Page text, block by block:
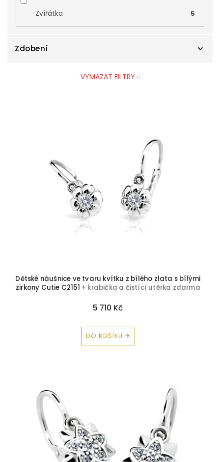
Zvířátka 5
Zdobení
VYMAZAT FILTRY
Dětské náušnice ve tvaru kvítku z bílého zlata s bílými
zirkony Cutie C2151 + krabička a čistící utěrka zdarma
5 710 Kč
DO KOŠÍKU